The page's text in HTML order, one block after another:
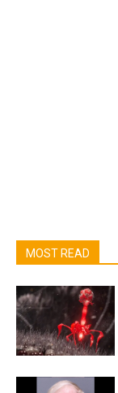
MOST READ